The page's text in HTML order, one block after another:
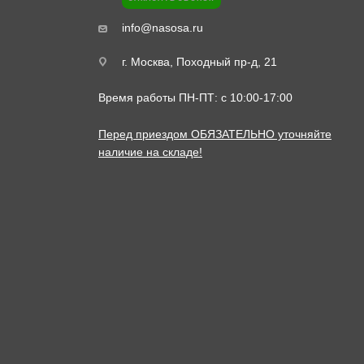
info@nasosa.ru
г. Москва, Походный пр-д, 21
Время работы ПН-ПТ: с 10:00-17:00
Перед приездом ОБЯЗАТЕЛЬНО уточняйте
наличие на складе!